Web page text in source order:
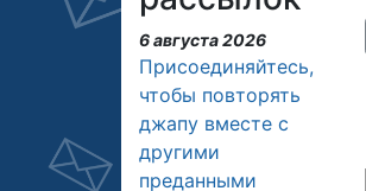
6 августа 2026
Присоединяйтесь,
чтобы повторять
джапу вместе с
другими
преданными